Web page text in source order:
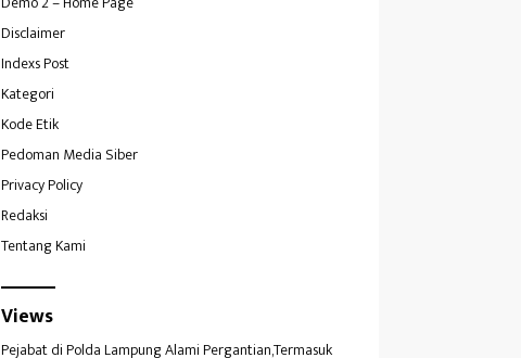
Disclaimer
Indexs Post
Kategori
Kode Etik
Pedoman Media Siber
Privacy Policy
Redaksi
Tentang Kami
Views
Pejabat di Polda Lampung Alami Pergantian,Termasuk